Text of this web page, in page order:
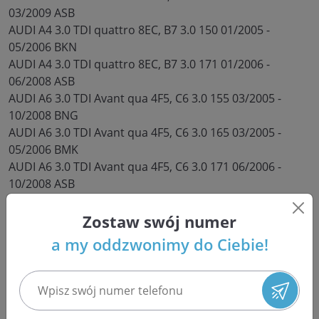
03/2009 ASB
AUDI A4 3.0 TDI quattro 8EC, B7 3.0 150 01/2005 -
05/2006 BKN
AUDI A4 3.0 TDI quattro 8EC, B7 3.0 171 01/2006 -
06/2008 ASB
AUDI A6 3.0 TDI Avant qua 4F5, C6 3.0 155 03/2005 -
10/2008 BNG
AUDI A6 3.0 TDI Avant qua 4F5, C6 3.0 165 03/2005 -
05/2006 BMK
AUDI A6 3.0 TDI Avant qua 4F5, C6 3.0 171 06/2006 -
10/2008 ASB
AUDI A6 3.0 TDI quattro 4F2, C6 3.0 165 04/2004 -
05/2006 BMK
AUDI A6 3.0 TDI quattro 4F2, C6 3.0 171 06/2006 -
10/2008 ASB
AUDI A6 Allroad 3.0 TDI 4FH, C6 3.0 155 05/2006 -
Zostaw swój numer
a my oddzwonimy do Ciebie!